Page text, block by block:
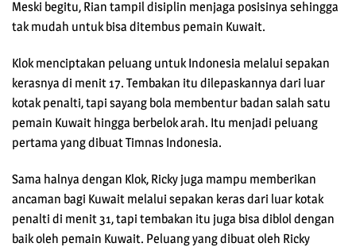
Meski begitu, Rian tampil disiplin menjaga posisinya sehingga
tak mudah untuk bisa ditembus pemain Kuwait.
Klok menciptakan peluang untuk Indonesia melalui sepakan
kerasnya di menit 17. Tembakan itu dilepaskannya dari luar
kotak penalti, tapi sayang bola membentur badan salah satu
pemain Kuwait hingga berbelok arah. Itu menjadi peluang
pertama yang dibuat Timnas Indonesia.
Sama halnya dengan Klok, Ricky juga mampu memberikan
ancaman bagi Kuwait melalui sepakan keras dari luar kotak
penalti di menit 31, tapi tembakan itu juga bisa diblol dengan
baik oleh pemain Kuwait. Peluang yang dibuat oleh Ricky